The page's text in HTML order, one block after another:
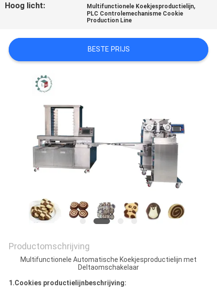
VRAAG
EEN
OFFERTE
SITEMAP
PRIVACY
POLICY
Hoog licht: Multifunctionele Koekjesproductielijn,
PLC Controlemechanisme Cookie
Production Line
BESTE PRIJS
Productomschrijving
Multifunctionele Automatische Koekjesproductielijn met
Deltaomschakelaar
1.Cookies productielijnbeschrijving: